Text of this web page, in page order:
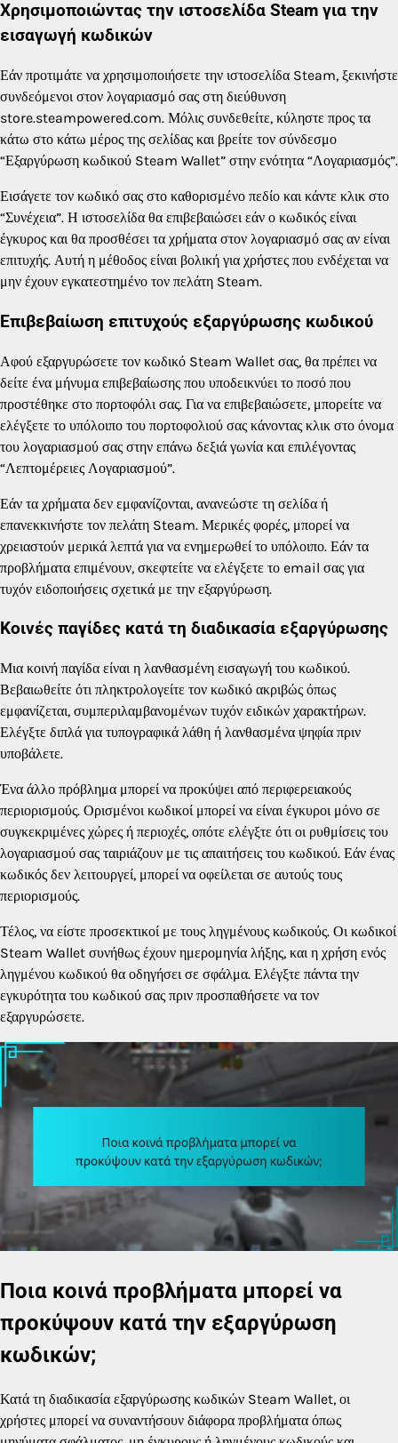
Χρησιμοποιώντας την ιστοσελίδα Steam για την
εισαγωγή κωδικών
Εάν προτιμάτε να χρησιμοποιήσετε την ιστοσελίδα Steam, ξεκινήστε
συνδεόμενοι στον λογαριασμό σας στη διεύθυνση
store.steampowered.com. Μόλις συνδεθείτε, κύληστε προς τα
κάτω στο κάτω μέρος της σελίδας και βρείτε τον σύνδεσμο
“Εξαργύρωση κωδικού Steam Wallet” στην ενότητα “Λογαριασμός”.
Εισάγετε τον κωδικό σας στο καθορισμένο πεδίο και κάντε κλικ στο
“Συνέχεια”. Η ιστοσελίδα θα επιβεβαιώσει εάν ο κωδικός είναι
έγκυρος και θα προσθέσει τα χρήματα στον λογαριασμό σας αν είναι
επιτυχής. Αυτή η μέθοδος είναι βολική για χρήστες που ενδέχεται να
μην έχουν εγκατεστημένο τον πελάτη Steam.
Επιβεβαίωση επιτυχούς εξαργύρωσης κωδικού
Αφού εξαργυρώσετε τον κωδικό Steam Wallet σας, θα πρέπει να
δείτε ένα μήνυμα επιβεβαίωσης που υποδεικνύει το ποσό που
προστέθηκε στο πορτοφόλι σας. Για να επιβεβαιώσετε, μπορείτε να
ελέγξετε το υπόλοιπο του πορτοφολιού σας κάνοντας κλικ στο όνομα
του λογαριασμού σας στην επάνω δεξιά γωνία και επιλέγοντας
“Λεπτομέρειες Λογαριασμού”.
Εάν τα χρήματα δεν εμφανίζονται, ανανεώστε τη σελίδα ή
επανεκκινήστε τον πελάτη Steam. Μερικές φορές, μπορεί να
χρειαστούν μερικά λεπτά για να ενημερωθεί το υπόλοιπο. Εάν τα
προβλήματα επιμένουν, σκεφτείτε να ελέγξετε το email σας για
τυχόν ειδοποιήσεις σχετικά με την εξαργύρωση.
Κοινές παγίδες κατά τη διαδικασία εξαργύρωσης
Μια κοινή παγίδα είναι η λανθασμένη εισαγωγή του κωδικού.
Βεβαιωθείτε ότι πληκτρολογείτε τον κωδικό ακριβώς όπως
εμφανίζεται, συμπεριλαμβανομένων τυχόν ειδικών χαρακτήρων.
Ελέγξτε διπλά για τυπογραφικά λάθη ή λανθασμένα ψηφία πριν
υποβάλετε.
Ένα άλλο πρόβλημα μπορεί να προκύψει από περιφερειακούς
περιορισμούς. Ορισμένοι κωδικοί μπορεί να είναι έγκυροι μόνο σε
συγκεκριμένες χώρες ή περιοχές, οπότε ελέγξτε ότι οι ρυθμίσεις του
λογαριασμού σας ταιριάζουν με τις απαιτήσεις του κωδικού. Εάν ένας
κωδικός δεν λειτουργεί, μπορεί να οφείλεται σε αυτούς τους
περιορισμούς.
Τέλος, να είστε προσεκτικοί με τους ληγμένους κωδικούς. Οι κωδικοί
Steam Wallet συνήθως έχουν ημερομηνία λήξης, και η χρήση ενός
ληγμένου κωδικού θα οδηγήσει σε σφάλμα. Ελέγξτε πάντα την
εγκυρότητα του κωδικού σας πριν προσπαθήσετε να τον
εξαργυρώσετε.
Ποια κοινά προβλήματα μπορεί να
προκύψουν κατά την εξαργύρωση
κωδικών;
Κατά τη διαδικασία εξαργύρωσης κωδικών Steam Wallet, οι
χρήστες μπορεί να συναντήσουν διάφορα προβλήματα όπως